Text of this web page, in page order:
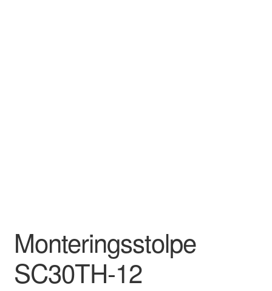
Monteringsstolpe
SC30TH-12